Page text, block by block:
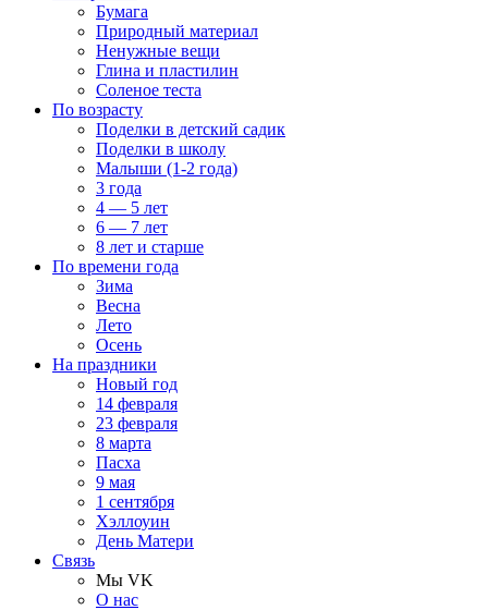
Бумага
Природный материал
Ненужные вещи
Глина и пластилин
Соленое теста
По возрасту
Поделки в детский садик
Поделки в школу
Малыши (1-2 года)
3 года
4 — 5 лет
6 — 7 лет
8 лет и старше
По времени года
Зима
Весна
Лето
Осень
На праздники
Новый год
14 февраля
23 февраля
8 марта
Пасха
9 мая
1 сентября
Хэллоуин
День Матери
Связь
Мы VK
О нас